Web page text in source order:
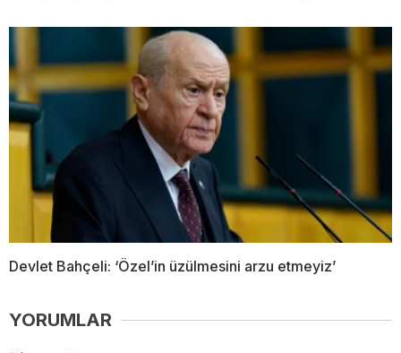
Devlet Bahçeli: ‘Özel’in üzülmesini arzu etmeyiz’
YORUMLAR